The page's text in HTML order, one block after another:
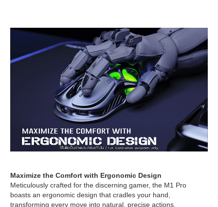
Maximize the Comfort with Ergonomic Design
Meticulously crafted for the discerning gamer, the M1 Pro
boasts an ergonomic design that cradles your hand,
transforming every move into natural, precise actions.